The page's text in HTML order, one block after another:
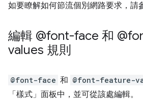
如要瞭解如何節流個別網路要求，請
編輯 @font-face 和
values 規則
@font-face 和 @font-feature-
「樣式」 面板中，並可從該處編輯。